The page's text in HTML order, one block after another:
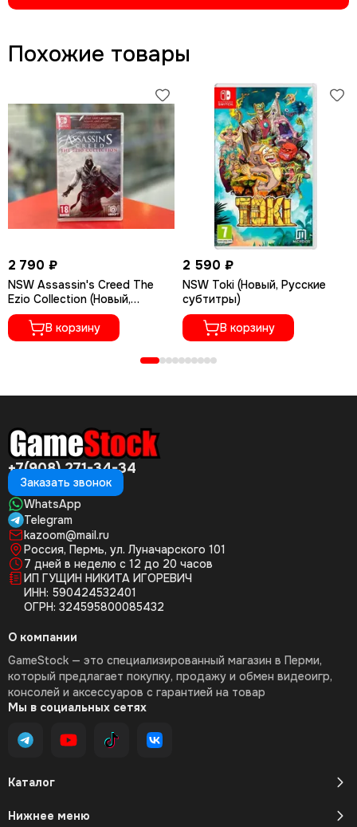
Похожие товары
2 790 ₽
NSW Assassin's Creed The
Ezio Collection (Новый,
Полностью на русском
языке)В корзину
2 590 ₽
NSW Toki (Новый, Русские
субтитры)
В корзину
+7(908) 271-34-34
Заказать звонок
WhatsApp
Telegram
kazoom@mail.ru
Россия, Пермь, ул. Луначарского 101
7 дней в неделю с 12 до 20 часов
ИП ГУЩИН НИКИТА ИГОРЕВИЧ
ИНН: 590424532401
ОГРН: 324595800085432
Каталог
Нижнее меню
О компании
GameStock — это специализированный магазин в Перми,
который предлагает покупку, продажу и обмен видеоигр,
консолей и аксессуаров с гарантией на товар
Мы в социальных сетях